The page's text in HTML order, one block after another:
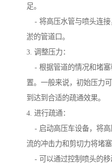
足。
- 将高压水管与喷头连接
淤的管道口。
3. 调整压力：
- 根据管道的情况和堵塞
置。一般来说，初始压力
到达到合适的疏通效果。
4. 进行疏通：
- 启动高压车设备，将高
流的冲击力和剪切力将堵塞
- 可以通过控制喷头的移